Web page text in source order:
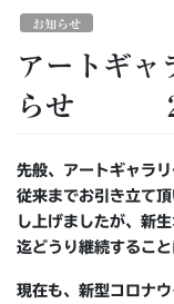
お知らせ
アートギャ
らせ ２
先般、アートギャラ
従来までお引き立て
し上げましたが、新
迄どうり継続すること
現在も、新型コロナ